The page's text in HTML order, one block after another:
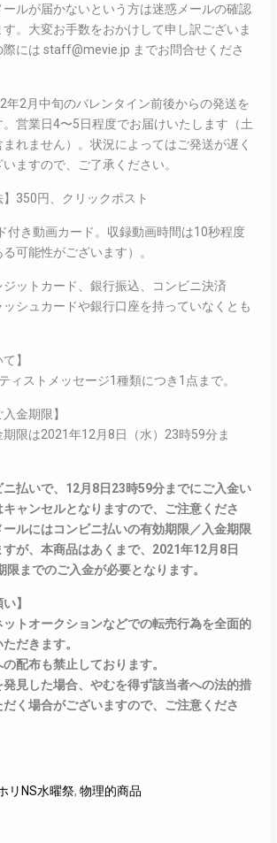
ールが届かないという方は迷惑メールの確認
。大変お手数をおかけして申し訳ございま
には staff@mevie.jp までお問合せくださ
年2月中旬のバレンタイン前後からの発送を
営業日4〜5日程度でお届けいたします（土
れません）。状況によってはご発送が遅く
ますので、ご了承ください。
】350円、クリックポスト
付き動画カード。収録動画時間は10秒程度
る可能性がございます）。
ジットカード、銀行振込、コンビニ決済
シュカードや銀行口座を持っていなくとも
】
ィストメッセージ1種類につき1点まで。
金期限】
限は2021年12月8日（水）23時59分ま
払いで、12月8日23時59分までにご入金い
ャンセルとなりますので、ご注意くださ
ルにはコンビニ払いの有効期限／入金期限
が、本商品はあくまで、2021年12月8日
限までのご入金が必要となります。
】
トオークションなどでの転売行為を全面的
だきます。
配布も禁止しております。
見した場合、やむを得ず該当者への法的措
く場合がございますので、ご注意くださ
リNS水曜祭, 物理的商品